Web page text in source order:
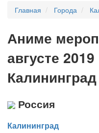
Главная Города
Аниме
августе
Калининград
Россия
Калининград